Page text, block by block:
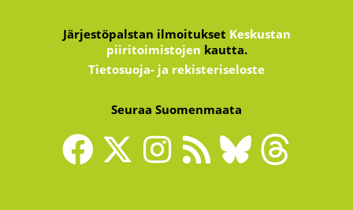
Järjestöpalstan ilmoitukset Keskustan
piiritoimistojen kautta.
Tietosuoja- ja rekisteriseloste
Seuraa Suomenmaata